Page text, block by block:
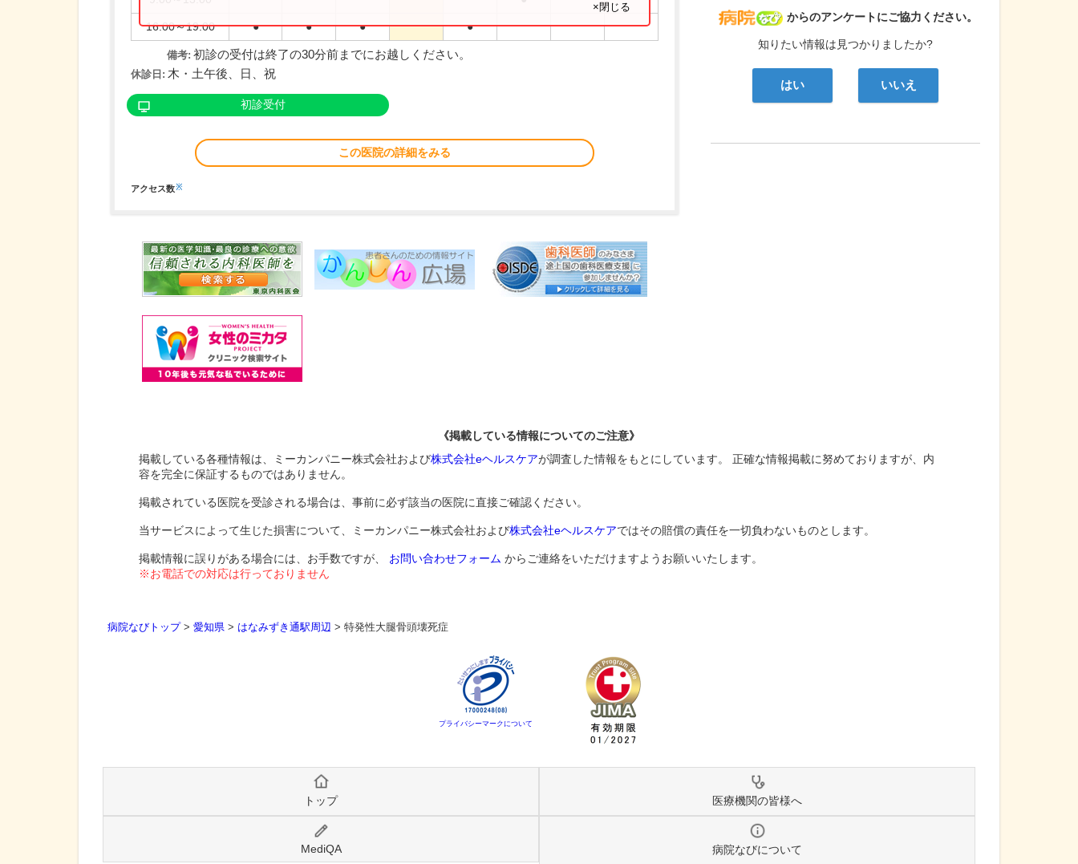
16:00～19:00 ● ● ● ●
×閉じる
備考: 初診の受付は終了の30分前までにお越しください。
休診日: 木・土午後、日、祝
初診受付
この医院の詳細をみる
アクセス数※
病院なび
からのアンケートにご協力ください。
知りたい情報は見つかりましたか?
はい いいえ
《掲載している情報についてのご注意》
掲載している各種情報は、ミーカンパニー株式会社および株式会社eヘルスケアが調査した情報をもとにしています。 正確な情報掲載に努めておりますが、内
容を完全に保証するものではありません。
掲載されている医院を受診される場合は、事前に必ず該当の医院に直接ご確認ください。
当サービスによって生じた損害について、ミーカンパニー株式会社および株式会社eヘルスケアではその賠償の責任を一切負わないものとします。
掲載情報に誤りがある場合には、お手数ですが、 お問い合わせフォーム からご連絡をいただけますようお願いいたします。
※お電話での対応は行っておりません
病院なびトップ> 愛知県 > はなみずき通駅周辺 > 特発性大腿骨頭壊死症
プライバシーマークについて
トップ 医療機関の皆様へ
MediQA 病院なびについて